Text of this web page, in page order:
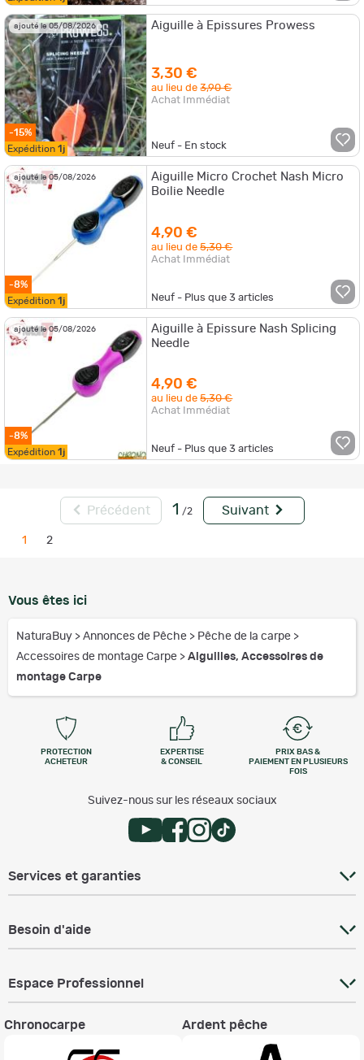
ajouté le 05/08/2026
-15%
Expédition 1j
Aiguille à Epissures Prowess
3,30 €
au lieu de3,90 €
Achat Immédiat
Neuf - En stock
ajouté le 05/08/2026
-8%
Expédition 1j
Aiguille Micro Crochet Nash Micro
Boilie Needle
4,90 €
au lieu de5,30 €
Achat Immédiat
Neuf - Plus que3 articles
ajouté le 05/08/2026
-8%
Expédition 1j
Aiguille à Epissure Nash Splicing
Needle
4,90 €
au lieu de5,30 €
Achat Immédiat
Neuf - Plus que3 articles
Précédent 1 /2 Suivant
1 2
Vous êtes ici
NaturaBuy > Annonces de Pêche > Pêche de la carpe >
Accessoires de montage Carpe > Aiguilles, Accessoires de
montage Carpe
PROTECTION
ACHETEUR
EXPERTISE
& CONSEIL
PRIX BAS &
PAIEMENT EN PLUSIEURS
FOIS
Suivez-nous sur les réseaux sociaux
Services et garanties
Besoin d'aide
Espace Professionnel
Chronocarpe Ardent pêche